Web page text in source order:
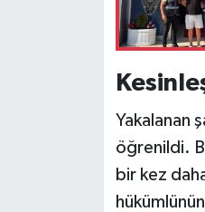
Yakalanan
öğrenildi.
bir kez